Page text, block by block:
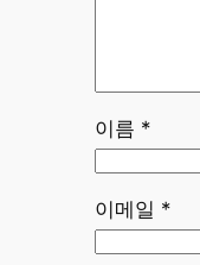
이름 *
이메일 *